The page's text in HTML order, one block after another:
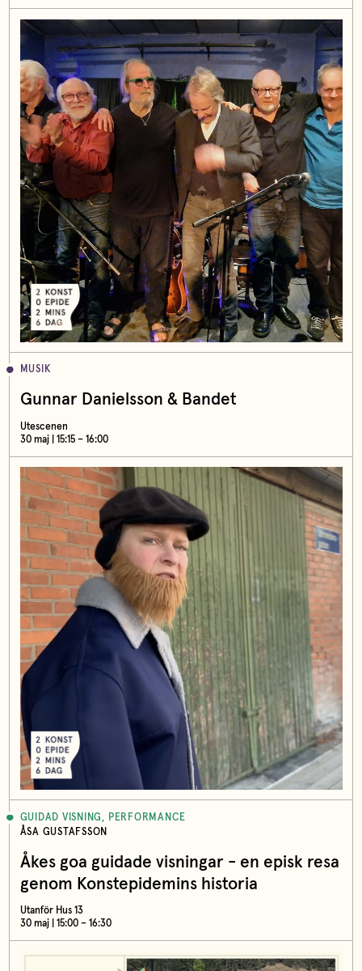
MUSIK
Gunnar Danielsson & Bandet
Utescenen
30 maj | 15:15 – 16:00
GUIDAD VISNING, PERFORMANCE
ÅSA GUSTAFSSON
Åkes goa guidade visningar - en episk resa
genom Konstepidemins historia
Utanför Hus 13
30 maj | 15:00 – 16:30